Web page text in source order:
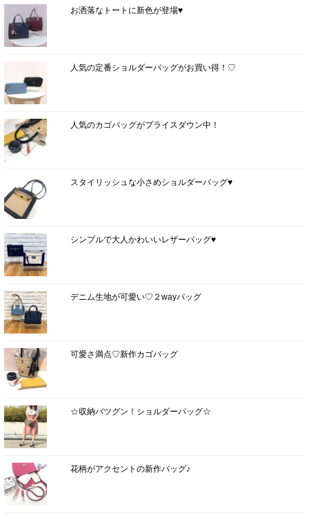
お洒落なトートに新色が登場♥
人気の定番ショルダーバッグがお買い得！♡
人気のカゴバッグがプライスダウン中！
スタイリッシュな小さめショルダーバッグ♥
シンプルで大人かわいいレザーバッグ♥
デニム生地が可愛い♡２wayバッグ
可愛さ満点♡新作カゴバッグ
☆収納バツグン！ショルダーバッグ☆
花柄がアクセントの新作バッグ♪